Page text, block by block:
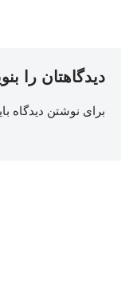
دیدگاهتان را
برای نوشتن دیدگاه